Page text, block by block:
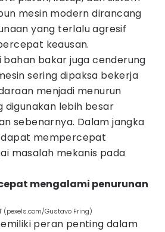
mesin modern dirancang
yang terlalu agresif
keausan.
bahan bakar juga cenderung
sering dipaksa bekerja
menjadi menurun
digunakan lebih besar
sebenarnya. Dalam jangka
dapat mempercepat
masalah mekanis pada
mengalami penurunan
Gustavo Fring)
peran penting dalam